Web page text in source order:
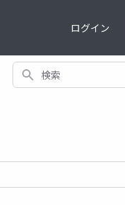
ログイン
検索